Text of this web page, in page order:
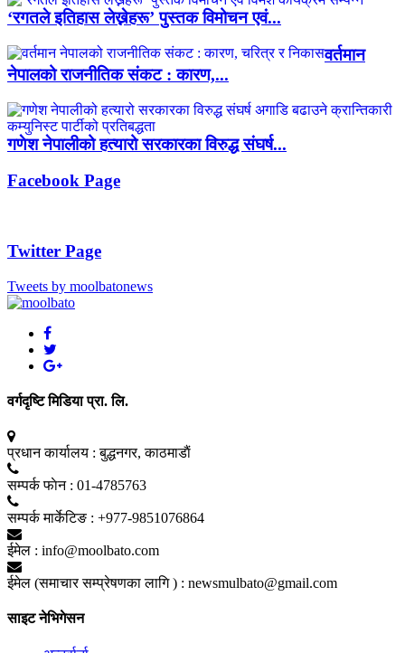
‘रगतले इतिहास लेख्नेहरू’ पुस्तक विमोचन एवं...
वर्तमान
नेपालको राजनीतिक संकट : कारण,...
गणेश नेपालीको हत्यारो सरकारका विरुद्ध संघर्ष...
Facebook Page
Twitter Page
Tweets by moolbatonews
वर्गदृष्टि मिडिया प्रा. लि.
प्रधान कार्यालय : बुद्धनगर, काठमाडाैं
सम्पर्क फाेन : 01-4785763
सम्पर्क मार्केटिङ : +977-9851076864
ईमेल : info@moolbato.com
ईमेल (समाचार सम्प्रेषणका लागि ) : newsmulbato@gmail.com
साइट नेभिगेसन